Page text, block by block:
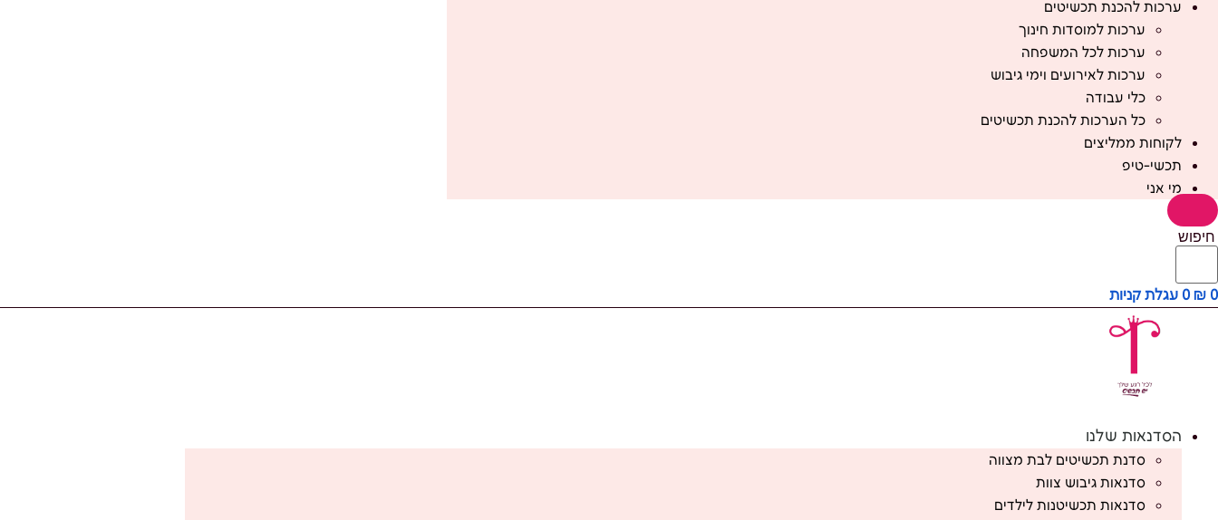
ערכות להכנת תכשיטים
ערכות למוסדות חינוך
ערכות לכל המשפחה
ערכות לאירועים וימי גיבוש
כלי עבודה
כל הערכות להכנת תכשיטים
לקוחות ממליצים
תכשי-טיפ
מי אני
חיפוש
₪ 0
0 עגלת קניות
הסדנאות שלנו
סדנת תכשיטים לבת מצווה
סדנאות גיבוש צוות
סדנאות תכשיטנות לילדים